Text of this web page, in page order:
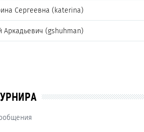
Сергеевна (katerina)
Аркадьевич (gshuhman)